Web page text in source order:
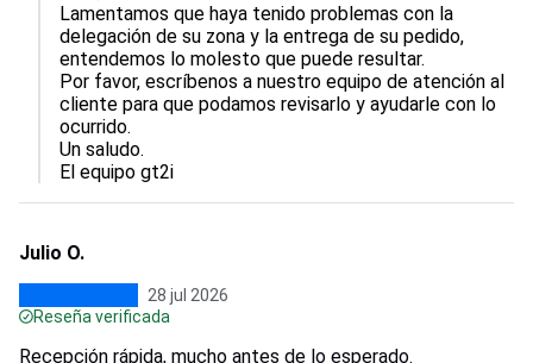
Lamentamos que haya tenido problemas con la
delegación de su zona y la entrega de su pedido,
entendemos lo molesto que puede resultar.
Por favor, escríbenos a nuestro equipo de atención al
cliente para que podamos revisarlo y ayudarle con lo
ocurrido.
Un saludo.
El equipo gt2i
Julio O.
28 jul 2026
Reseña verificada
Recepción rápida, mucho antes de lo esperado.